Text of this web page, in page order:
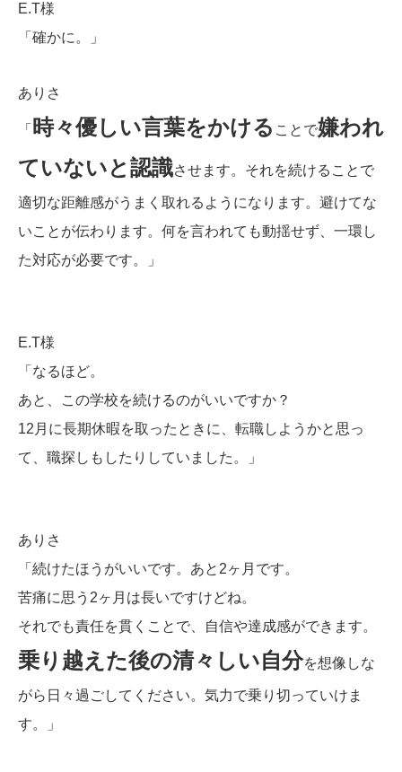
E.T様
「確かに。」
ありさ
「 時々優しい言葉をかける ことで嫌われ
ていないと認識させます。それを続けることで
適切な距離感がうまく取れるようになります。避けてな
いことが伝わります。何を言われても動揺せず、一環し
た対応が必要です。」
E.T様
「なるほど。
あと、この学校を続けるのがいいですか？
12月に長期休暇を取ったときに、転職しようかと思っ
て、職探しもしたりしていました。」
ありさ
「続けたほうがいいです。あと2ヶ月です。
苦痛に思う2ヶ月は長いですけどね。
それでも責任を貫くことで、自信や達成感ができます。
乗り越えた後の清々しい自分を想像しな
がら日々過ごしてください。気力で乗り切っていけま
す。」